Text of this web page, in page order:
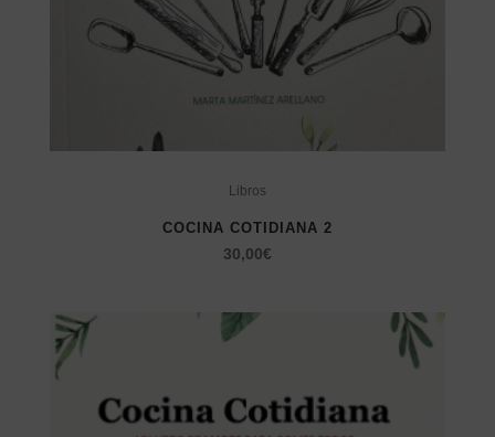
Libros
COCINA COTIDIANA 2
30,00€